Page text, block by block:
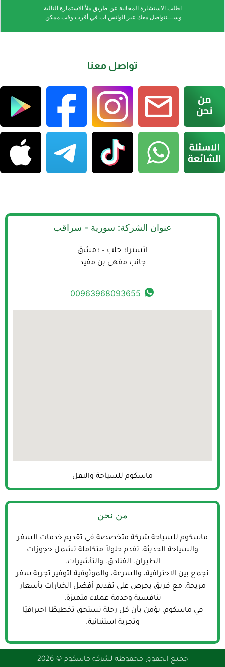
اطلب الاستشارة المجانية عن طريق ملأ الاستمارة التالية
وســـنتواصل معك عبر الواتس اب في أقرب وقت ممكن
تواصل معنا
عنوان الشركة: سورية - سراقب
اتستراد حلب – دمشق
جانب مقهى بن مفيد
00963968093655
ماسكوم للسياحة والنقل
من نحن
ماسكوم للسياحة شركة متخصصة في تقديم خدمات السفر
والسياحة الحديثة، تقدم حلولاً متكاملة تشمل حجوزات
الطيران، الفنادق، والتأشيرات.
نجمع بين الاحترافية، والسرعة، والموثوقية لتوفير تجربة سفر
مريحة، مع فريق يحرص على تقديم أفضل الخيارات بأسعار
تنافسية وخدمة عملاء متميزة.
في ماسكوم، نؤمن بأن كل رحلة تستحق تخطيطًا احترافيًا
وتجربة استثنائية.
جميع الحقوق محفوظة لشركة ماسكوم © 2026